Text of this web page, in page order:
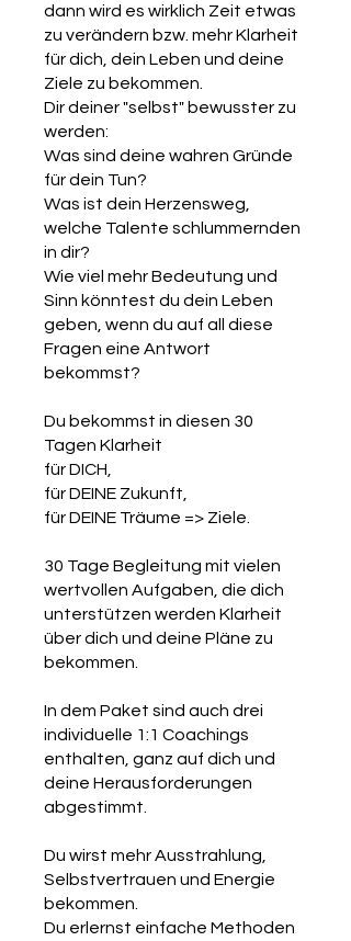
dann wird es wirklich Zeit etwas
zu verändern bzw. mehr Klarheit
für dich, dein Leben und deine
Ziele zu bekommen.
Dir deiner "selbst" bewusster zu
werden:
Was sind deine wahren Gründe
für dein Tun?
Was ist dein Herzensweg,
welche Talente schlummernden
in dir?
Wie viel mehr Bedeutung und
Sinn könntest du dein Leben
geben, wenn du auf all diese
Fragen eine Antwort
bekommst?
Du bekommst in diesen 30
Tagen Klarheit
für DICH,
für DEINE Zukunft,
für DEINE Träume => Ziele.
30 Tage Begleitung mit vielen
wertvollen Aufgaben, die dich
unterstützen werden Klarheit
über dich und deine Pläne zu
bekommen.
In dem Paket sind auch drei
individuelle 1:1 Coachings
enthalten, ganz auf dich und
deine Herausforderungen
abgestimmt.
Du wirst mehr Ausstrahlung,
Selbstvertrauen und Energie
bekommen.
Du erlernst einfache Methoden